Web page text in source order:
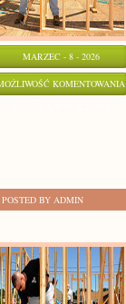
MARZEC - 8 - 2026
KOMENTOWANIA
POSTED BY ADMIN